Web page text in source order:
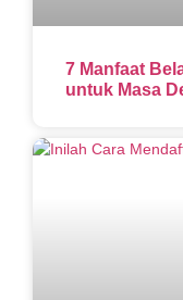
7 Manfaat
untuk Masa